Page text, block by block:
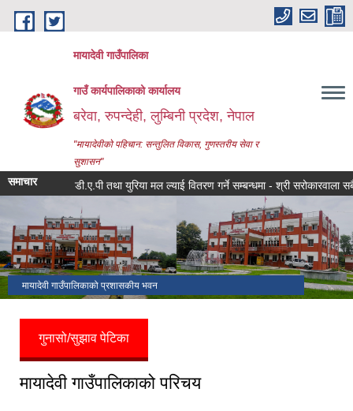
Skip to main content
मायादेवी गाउँपालिका
गाउँ कार्यपालिकाको कार्यालय
बरेवा, रुपन्देही, लुम्बिनी प्रदेश, नेपाल
"मायादेवीको पहिचान: सन्तुलित विकास, गुणस्तरीय सेवा र
सुशासन"
समाचार डी.ए.पी तथा युरिया मल ल्याई वितरण गर्ने सम्बन्धमा - श्री सरोकारवाला सबै,
मायादेवी गाउँपालिकाको प्रशासकीय भवन
गुनासो/सुझाव पेटिका
मायादेवी गाउँपालिकाको परिचय